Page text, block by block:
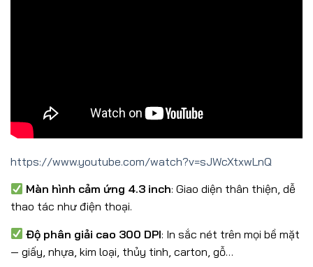
https://www.youtube.com/watch?v=sJWcXtxwLnQ
Màn hình cảm ứng 4.3 inch: Giao diện thân thiện, dễ
thao tác như điện thoại.
Độ phân giải cao 300 DPI: In sắc nét trên mọi bề mặt
— giấy, nhựa, kim loại, thủy tinh, carton, gỗ…